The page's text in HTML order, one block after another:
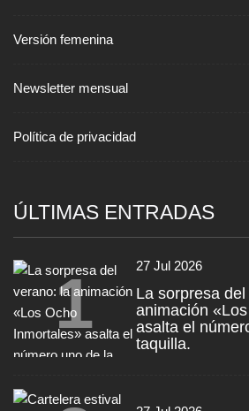
Versión femenina
Newsletter mensual
Política de privacidad
ÚLTIMAS ENTRADAS
1 27 Jul 2026
La sorpresa
animación
asalta el
taquilla.